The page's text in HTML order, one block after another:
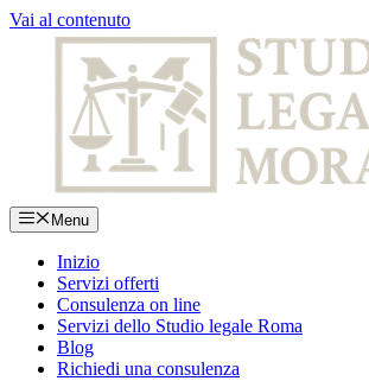
Vai al contenuto
Menu
Inizio
Servizi offerti
Consulenza on line
Servizi dello Studio legale Roma
Blog
Richiedi una consulenza